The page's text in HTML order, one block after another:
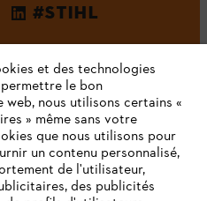
#STIHL
et des technologies
le bon
nous utilisons certains «
» même sans votre
que nous utilisons pour
un contenu personnalisé,
de l'utilisateur,
des publicités